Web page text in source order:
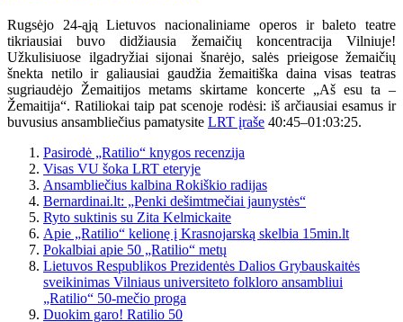
Rugsėjo 24-ąją Lietuvos nacionaliniame operos ir baleto teatre
tikriausiai buvo didžiausia žemaičių koncentracija Vilniuje!
Užkulisiuose ilgadryžiai sijonai šnarėjo, salės prieigose žemaičių
šnekta netilo ir galiausiai gaudžia žemaitiška daina visas teatras
sugriaudėjo Žemaitijos metams skirtame koncerte „Aš esu ta –
Žemaitija“. Ratiliokai taip pat scenoje rodėsi: iš arčiausiai esamus ir
buvusius ansambliečius pamatysite LRT įraše 40:45–01:03:25.
Pasirodė „Ratilio“ knygos recenzija
Visas VU šoka LRT eteryje
Ansambliečius kalbina Rokiškio radijas
Bernardinai.lt: „Penki dešimtmečiai jaunystės“
Ryto suktinis su Zita Kelmickaite
Apie „Ratilio“ kelionę į Krasnojarską skelbia 15min.lt
Pokalbiai apie 50 „Ratilio“ metų
Lietuvos Respublikos Prezidentės Dalios Grybauskaitės
sveikinimas Vilniaus universiteto folkloro ansambliui
„Ratilio“ 50-mečio proga
Duokim garo! Ratilio 50